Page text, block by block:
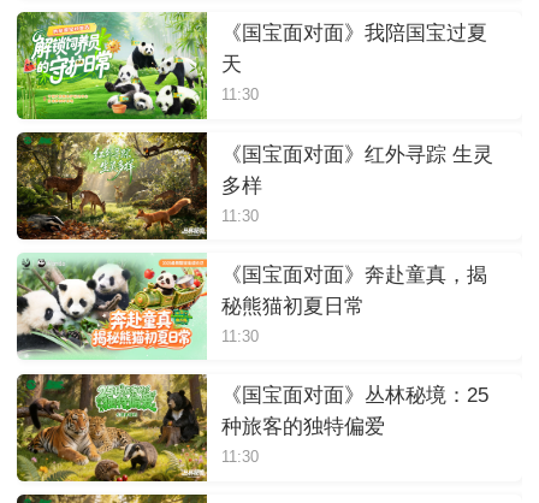
《国宝面对面》我陪国宝过夏
天
11:30
《国宝面对面》红外寻踪 生灵
多样
11:30
《国宝面对面》奔赴童真，揭
秘熊猫初夏日常
11:30
《国宝面对面》丛林秘境：25
种旅客的独特偏爱
11:30